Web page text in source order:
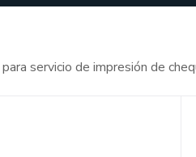
servicio de impresión de